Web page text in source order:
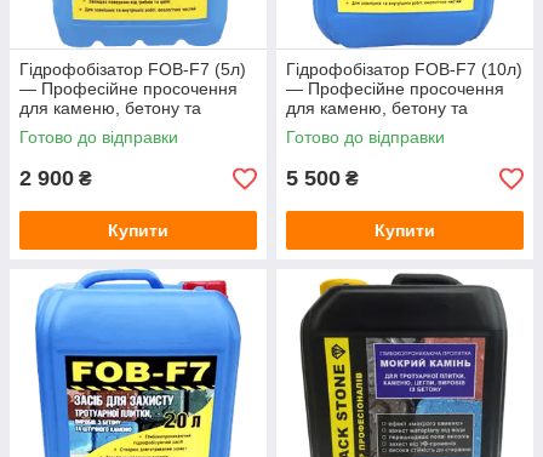
Гідрофобізатор FOB-F7 (5л)
— Професійне просочення
для каменю, бетону та
тротуарної плитки (захист від
висолів)
Готово до відправки
2 900 ₴
Купити
Гідрофобізатор FOB-F7 (10л)
— Професійне просочення
для каменю, бетону та
тротуарної плитки (захист від
висолів)
Готово до відправки
5 500 ₴
Купити